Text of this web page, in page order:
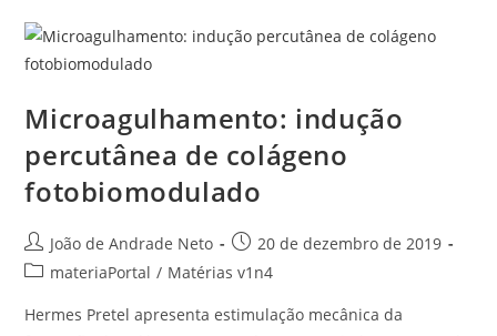
Microagulhamento: indução
percutânea de colágeno
fotobiomodulado
João de Andrade Neto
20 de dezembro de 2019
materiaPortal / Matérias v1n4
Hermes Pretel apresenta estimulação mecânica da